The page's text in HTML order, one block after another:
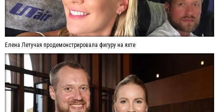
Елена Летучая продемонстрировала фигуру на яхте